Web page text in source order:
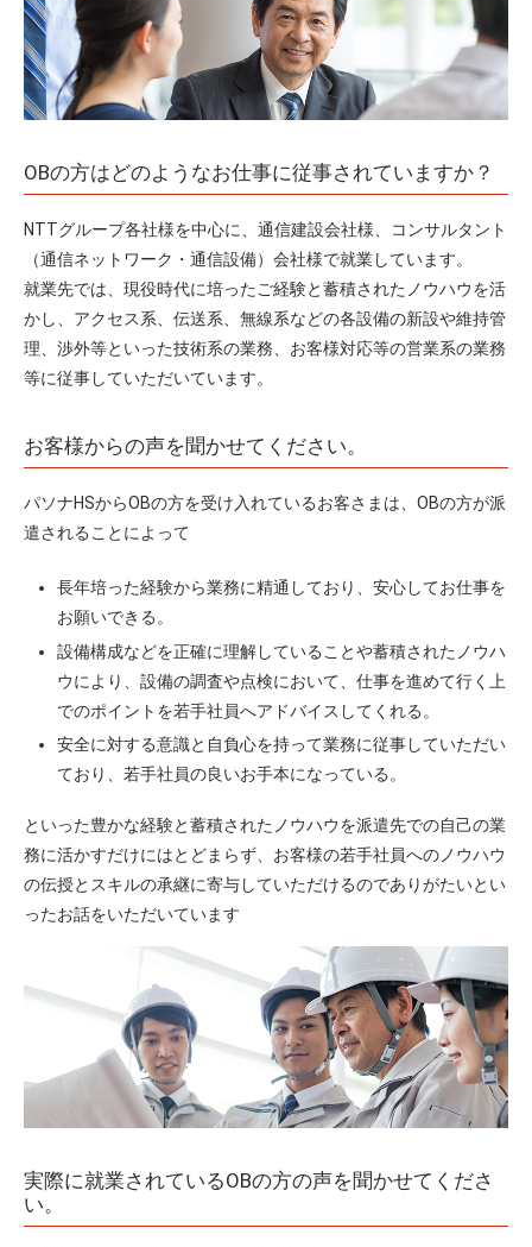
OBの方はどのようなお仕事に従事されていますか？
NTTグループ各社様を中心に、通信建設会社様、コンサルタント
（通信ネットワーク・通信設備）会社様で就業しています。
就業先では、現役時代に培ったご経験と蓄積されたノウハウを活
かし、アクセス系、伝送系、無線系などの各設備の新設や維持管
理、渉外等といった技術系の業務、お客様対応等の営業系の業務
等に従事していただいています。
お客様からの声を聞かせてください。
パソナHSからOBの方を受け入れているお客さまは、OBの方が派
遣されることによって
長年培った経験から業務に精通しており、安心してお仕事を
お願いできる。
設備構成などを正確に理解していることや蓄積されたノウハ
ウにより、設備の調査や点検において、仕事を進めて行く上
でのポイントを若手社員へアドバイスしてくれる。
安全に対する意識と自負心を持って業務に従事していただい
ており、若手社員の良いお手本になっている。
といった豊かな経験と蓄積されたノウハウを派遣先での自己の業
務に活かすだけにはとどまらず、お客様の若手社員へのノウハウ
の伝授とスキルの承継に寄与していただけるのでありがたいとい
ったお話をいただいています
実際に就業されているOBの方の声を聞かせてくださ
い。